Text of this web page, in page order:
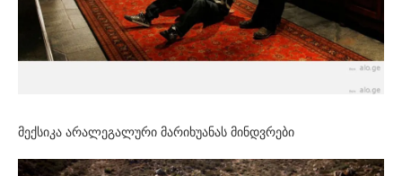
მექსიკა არალეგალური მარიხუანას მინდვრები